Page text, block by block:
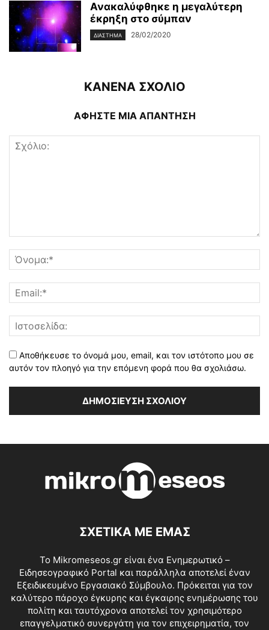
Ανακαλύφθηκε η μεγαλύτερη
έκρηξη στο σύμπαν
ΔΙΆΣΤΗΜΑ 28/02/2020
ΚΑΝΕΝΑ ΣΧΟΛΙΟ
ΑΦΗΣΤΕ ΜΙΑ ΑΠΑΝΤΗΣΗ
Αποθήκευσε το όνομά μου, email, και τον ιστότοπο μου σε
αυτόν τον πλοηγό για την επόμενη φορά που θα σχολιάσω.
ΣΧΕΤΙΚΑ ΜΕ ΕΜΑΣ
Το Mikromeseos.gr είναι ένα Ενημερωτικό –
Ειδησεογραφικό Portal και παράλληλα αποτελεί έναν
Εξειδικευμένο Εργασιακό Σύμβουλο. Πρόκειται για τον
καλύτερο πάροχο έγκυρης και έγκαιρης ενημέρωσης του
πολίτη και ταυτόχρονα αποτελεί τον χρησιμότερο
επαγγελματικό συνεργάτη για τον επιχειρηματία, τον